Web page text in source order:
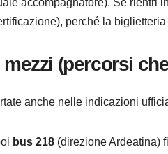
accompagnatore). Se rientri
perché la
(percorsi
anche nelle indicazioni
bus 218 (direzione Ardeatina)